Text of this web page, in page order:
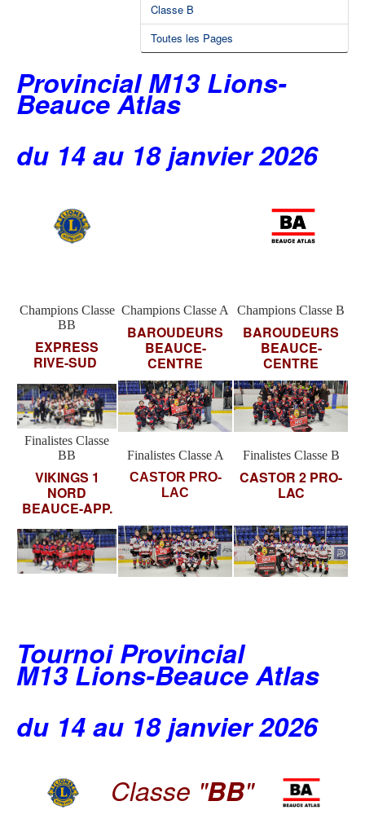
Classe B
Toutes les Pages
Provincial M13 Lions-
Beauce Atlas
du 14 au 18 janvier 2026
Champions Classe
BB
EXPRESS
RIVE-SUD
Champions Classe A
BAROUDEURS
BEAUCE-
CENTRE
Champions Classe B
BAROUDEURS
BEAUCE-
CENTRE
Finalistes Classe
BB
VIKINGS 1
NORD
BEAUCE-APP.
Finalistes Classe A
CASTOR PRO-
LAC
Finalistes Classe B
CASTOR 2 PRO-
LAC
Tournoi Provincial
M13 Lions-Beauce Atlas
du 14 au 18 janvier 2026
Classe "BB"